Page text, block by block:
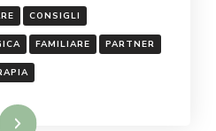
CONSIGLI
FAMILIARE PARTNER